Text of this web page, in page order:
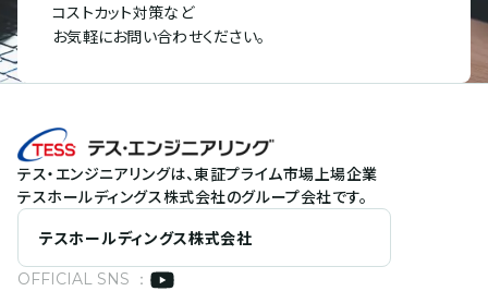
コストカット対策など
お気軽にお問い合わせください。
テス・エンジニアリングは、東証プライム市場上場企業
テスホールディングス株式会社のグループ会社です。
テスホールディングス株式会社
OFFICIAL SNS ：